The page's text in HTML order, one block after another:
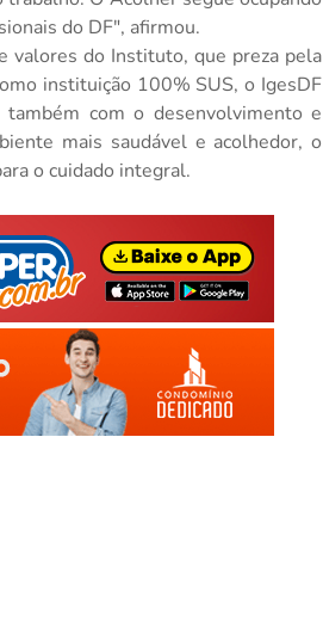
do DF", afirmou.
valores do Instituto, que preza pela
instituição 100% SUS, o IgesDF
com o desenvolvimento e
mais saudável e acolhedor, o
o cuidado integral.